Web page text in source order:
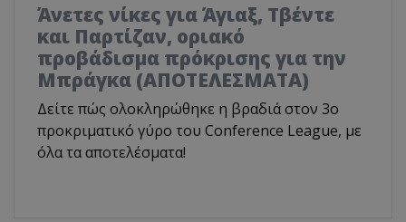
Άνετες νίκες για Άγιαξ, Τβέντε
και Παρτίζαν, οριακό
προβάδισμα πρόκρισης για την
Μπράγκα (ΑΠΟΤΕΛΕΣΜΑΤΑ)
Δείτε πώς ολοκληρώθηκε η βραδιά στον 3ο
προκριματικό γύρο του Conference League, με
όλα τα αποτελέσματα!